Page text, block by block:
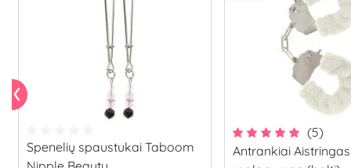
Spenelių spaustukai Taboom
(5)
Antrankiai Aistringas